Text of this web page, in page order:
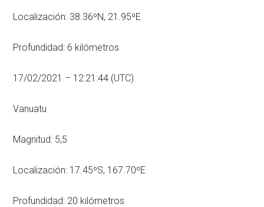
Localización: 38.36ºN, 21.95ºE
Profundidad: 6 kilómetros
17/02/2021 – 12:21:44 (UTC)
Vanuatu
Magnitud: 5,5
Localización: 17.45ºS, 167.70ºE
Profundidad: 20 kilómetros